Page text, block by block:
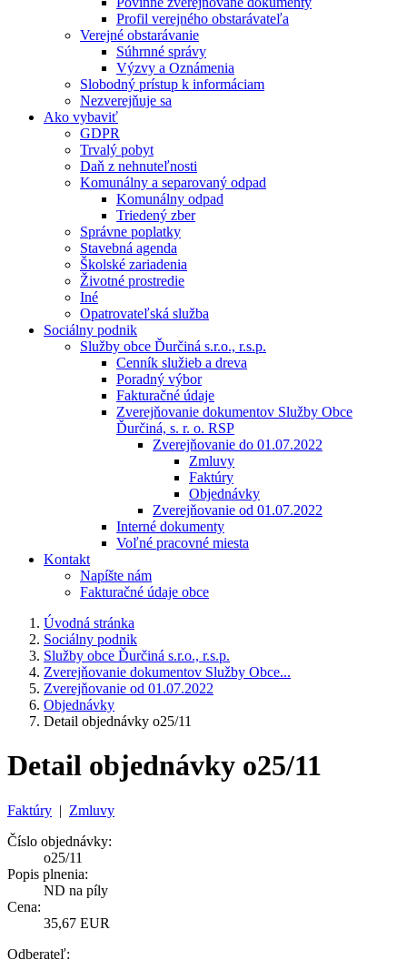
Profil verejného obstarávateľa
Verejné obstarávanie
Súhrnné správy
Výzvy a Oznámenia
Slobodný prístup k informáciam
Nezverejňuje sa
Ako vybaviť
GDPR
Trvalý pobyt
Daň z nehnuteľnosti
Komunálny a separovaný odpad
Komunálny odpad
Triedený zber
Správne poplatky
Stavebná agenda
Školské zariadenia
Životné prostredie
Iné
Opatrovateľská služba
Sociálny podnik
Služby obce Ďurčiná s.r.o., r.s.p.
Cenník služieb a dreva
Poradný výbor
Fakturačné údaje
Zverejňovanie dokumentov Služby Obce
Ďurčiná, s. r. o. RSP
Zverejňovanie do 01.07.2022
Zmluvy
Faktúry
Objednávky
Zverejňovanie od 01.07.2022
Interné dokumenty
Voľné pracovné miesta
Kontakt
Napíšte nám
Fakturačné údaje obce
Úvodná stránka
Sociálny podnik
Služby obce Ďurčiná s.r.o., r.s.p.
Zverejňovanie dokumentov Služby Obce...
Zverejňovanie od 01.07.2022
Objednávky
Detail objednávky o25/11
Detail objednávky o25/11
Faktúry | Zmluvy
Číslo objednávky:
o25/11
Popis plnenia:
ND na píly
Cena:
35,67 EUR
Odberateľ: